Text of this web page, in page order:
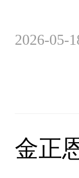
2026-05-
金正